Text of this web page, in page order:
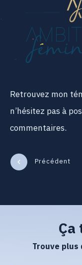
Retrouvez mon
n’hésitez pas à
commentaires.
Précédent
Trouve